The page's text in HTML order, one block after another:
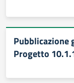
Pubblicazione
Progetto